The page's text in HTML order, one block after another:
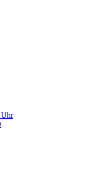
Uhr